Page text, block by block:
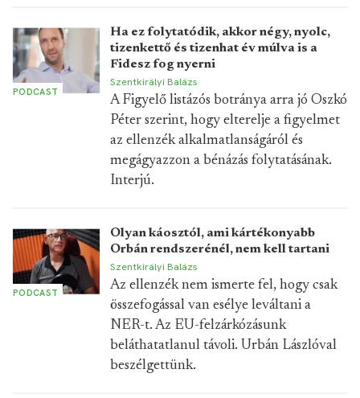
PODCAST
Ha ez folytatódik, akkor négy, nyolc,
tizenkettő és tizenhat év múlva is a
Fidesz fog nyerni
Szentkirályi Balázs
A Figyelő listázós botránya arra jó Oszkó
Péter szerint, hogy elterelje a figyelmet
az ellenzék alkalmatlanságáról és
megágyazzon a bénázás folytatásának.
Interjú.
PODCAST
Olyan káosztól, ami kártékonyabb
Orbán rendszerénél, nem kell tartani
Szentkirályi Balázs
Az ellenzék nem ismerte fel, hogy csak
összefogással van esélye leváltani a
NER-t. Az EU-felzárkózásunk
beláthatatlanul távoli. Urbán Lászlóval
beszélgettünk.